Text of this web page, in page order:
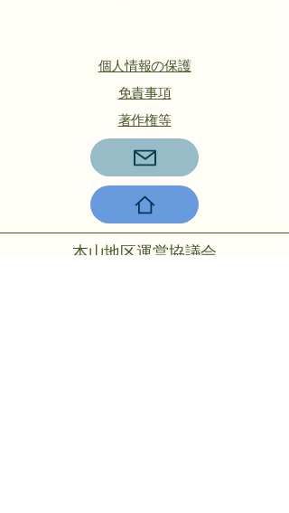
個人情報の保護
​免責事項
著作権等
本山地区運営協議会